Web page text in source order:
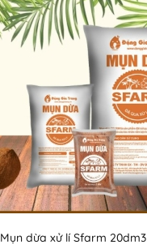
Mụn dừa xử lí Sfarm 20dm3